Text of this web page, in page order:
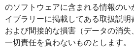
のソフトウェアに含まれる情報の
イブラリーに掲載してある取扱説
および間接的な損害（データの消
一切責任を負わないものとします。